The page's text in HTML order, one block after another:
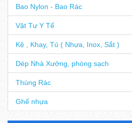
Bao Nylon - Bao Rác
Vật Tư Y Tế
Kệ , Khay, Tủ ( Nhựa, Inox, Sắt )
Dép Nhà Xưởng, phòng sạch
Thùng Rác
Ghế nhựa